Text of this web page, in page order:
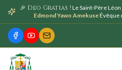
🎉 Deo Gratias ! Le Saint-Père
Edmond Yawo AmekuseÉvêque